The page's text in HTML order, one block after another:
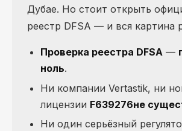
Дубае. Но стоит открыть
реестр DFSA — и вся картина
Проверка реестра DFSA —
ноль.
Ни компании Vertastik, ни
лицензии F639276не
Ни один серьёзный